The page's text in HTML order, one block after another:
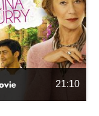
21:10